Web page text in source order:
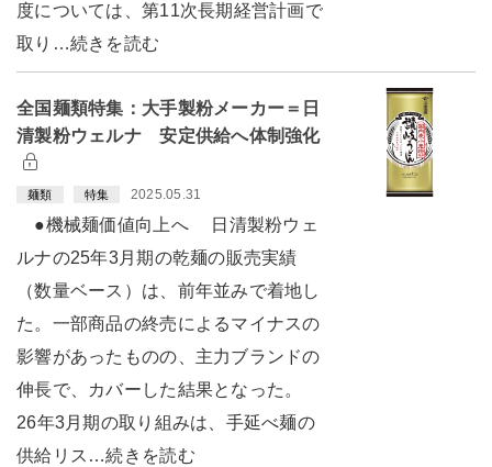
度については、第11次長期経営計画で
取り…続きを読む
全国麺類特集：大手製粉メーカー＝日
清製粉ウェルナ 安定供給へ体制強化
麺類 特集 2025.05.31
●機械麺価値向上へ 日清製粉ウェ
ルナの25年3月期の乾麺の販売実績
（数量ベース）は、前年並みで着地し
た。一部商品の終売によるマイナスの
影響があったものの、主力ブランドの
伸長で、カバーした結果となった。
26年3月期の取り組みは、手延べ麺の
供給リス…続きを読む